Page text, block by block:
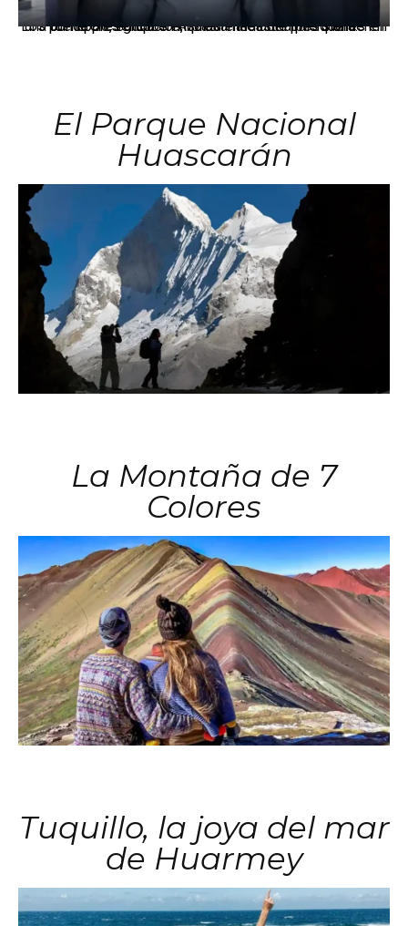
Los principales grupos empresariales del país mantienen una fuerte presencia en Áncash mediante inversiones en comercio, educación, salud e industria pesquera.
El Parque Nacional
Huascarán
La Montaña de 7
Colores
Tuquillo, la joya del mar
de Huarmey